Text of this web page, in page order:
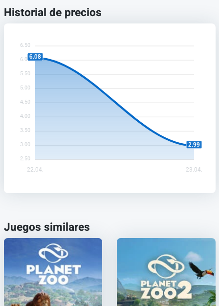
Historial de precios
6.50
6.00
5.50
5.00
4.50
4.00
3.50
3.00
2.50
6.08
2.99
22.04. 23.04.
Juegos similares